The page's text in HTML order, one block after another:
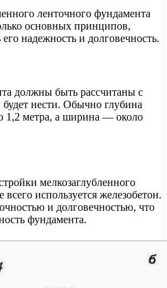
ленточного фундамента
основных принципов,
надежность и долговечность.
должны быть рассчитаны с
нести. Обычно глубина
1,2 метра, а ширина — около
мелкозаглубленного
используется железобетон.
и долговечностью, что
фундамента.